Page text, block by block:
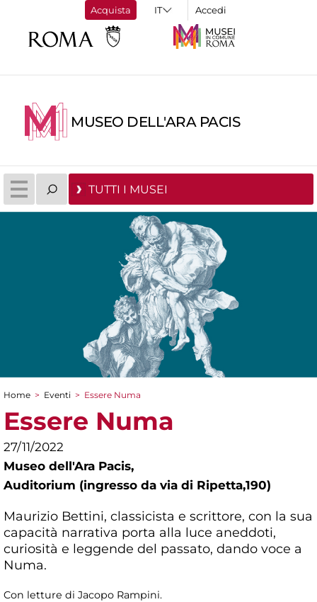
Acquista Accedi
MUSEO DELL'ARA PACIS
TUTTI I MUSEI
Tu sei qui
Home > Eventi > Essere Numa
Essere Numa
27/11/2022
Museo dell'Ara Pacis,
Auditorium (ingresso da via di Ripetta,190)
Maurizio Bettini, classicista e scrittore, con la sua
capacità narrativa porta alla luce aneddoti,
curiosità e leggende del passato, dando voce a
Numa.
Con letture di Jacopo Rampini.